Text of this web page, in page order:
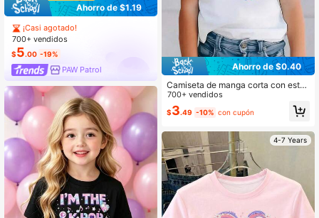
Ahorro de $1.19
¡Casi agotado!
700+ vendidos
$5.00 -19%
PAW Patrol
Ahorro de $0.40
Camiseta de manga corta con esta
mpado de arcoíris de dibujos anima
dos para niña joven
700+ vendidos
$3.49 -10% con cupón
4-7 Years